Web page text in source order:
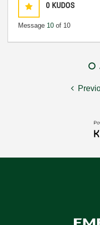
0 KUDOS
Message 10 of 10